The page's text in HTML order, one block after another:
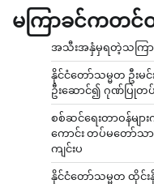
မကြာခင်ကတင်
အသီးအနှံမှရတဲ့သကြာ
နိုင်ငံတော်သမ္မတ ဦးမ
ဦးဆောင်၍ ဂုဏ်ပြုတ
စစ်ဆင်ရေးတာဝန်မျ
ကောင်း တပ်မတော်သာ
ကျင်းပ
နိုင်ငံတော်သမ္မတ ထိုင်